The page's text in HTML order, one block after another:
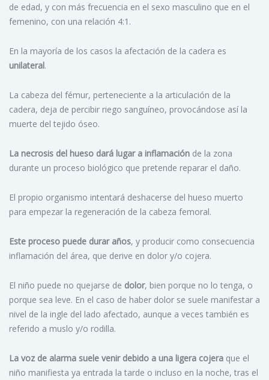
de edad, y con más frecuencia en el sexo masculino que en el
femenino, con una relación 4:1.
En la mayoría de los casos la afectación de la cadera es
unilateral.
La cabeza del fémur, perteneciente a la articulación de la
cadera, deja de percibir riego sanguíneo, provocándose así la
muerte del tejido óseo.
La necrosis del hueso dará lugar a inflamación de la zona
durante un proceso biológico que pretende reparar el daño.
El propio organismo intentará deshacerse del hueso muerto
para empezar la regeneración de la cabeza femoral.
Este proceso puede durar años, y producir como consecuencia
inflamación del área, que derive en dolor y/o cojera.
El niño puede no quejarse de dolor, bien porque no lo tenga, o
porque sea leve. En el caso de haber dolor se suele manifestar a
nivel de la ingle del lado afectado, aunque a veces también es
referido a muslo y/o rodilla.
La voz de alarma suele venir debido a una ligera cojera que el
niño manifiesta ya entrada la tarde o incluso en la noche, tras el